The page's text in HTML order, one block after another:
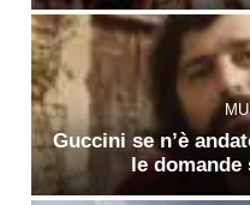
Guccini se n’è
le